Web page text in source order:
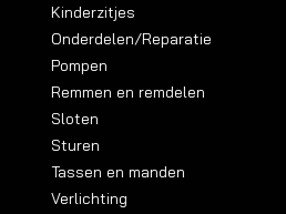
Kinderzitjes
Onderdelen/Reparatie
Pompen
Remmen en remdelen
Sloten
Sturen
Tassen en manden
Verlichting